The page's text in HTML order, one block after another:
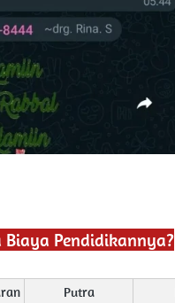
Biaya Pendidikannya?
Putra